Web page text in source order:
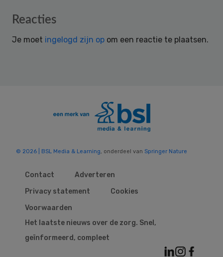
Reader
Reacties
Je moet ingelogd zijn op om een reactie te plaatsen.
© 2026 | BSL Media & Learning, onderdeel van Springer Nature
Contact
Adverteren
Privacy statement
Cookies
Voorwaarden
Het laatste nieuws over de zorg. Snel,
geïnformeerd, compleet